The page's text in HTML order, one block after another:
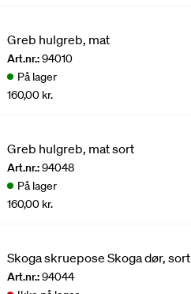
Greb hulgreb, mat
Art.nr.:94010
På lager
160,00 kr.
Greb hulgreb, mat sort
Art.nr.:94048
På lager
160,00 kr.
Skoga skruepose Skoga dør, sort
Art.nr.:94044